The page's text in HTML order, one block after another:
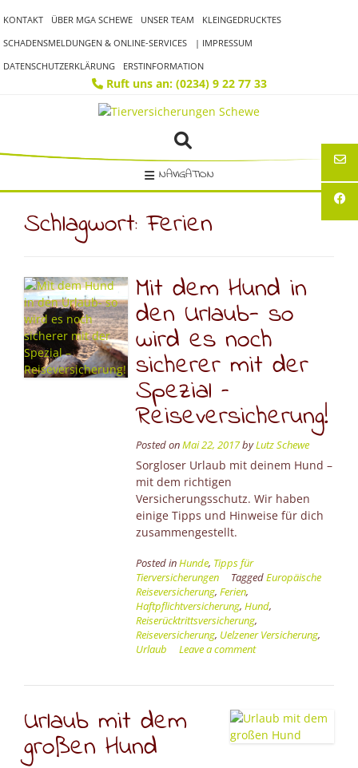
to
content
KONTAKT ÜBER MGA SCHEWE UNSER TEAM
KLEINGEDRUCKTES
SCHADENSMELDUNGEN & ONLINE-SERVICES
| IMPRESSUM
DATENSCHUTZERKLÄRUNG
ERSTINFORMATION
Ruft uns an: (0234) 9 22 77 33
NAVIGATION
Schlagwort:Ferien
Mit dem Hund in
den Urlaub- so
wird es noch
sicherer mit der
Spezial –
Reiseversicherung!
Posted onMai 22, 2017byLutz Schewe
Sorgloser Urlaub mit deinem Hund –
mit dem richtigen
Versicherungsschutz. Wir haben
einige Tipps und Hinweise für dich
zusammengestellt.
Posted inHunde, Tipps für
Tierversicherungen
TaggedEuropäische
Reiseversicherung, Ferien,
Haftpflichtversicherung, Hund,
Reiserücktrittsversicherung,
Reiseversicherung, Uelzener Versicherung,
Urlaub
Leave a comment
Urlaub mit dem
großen Hund